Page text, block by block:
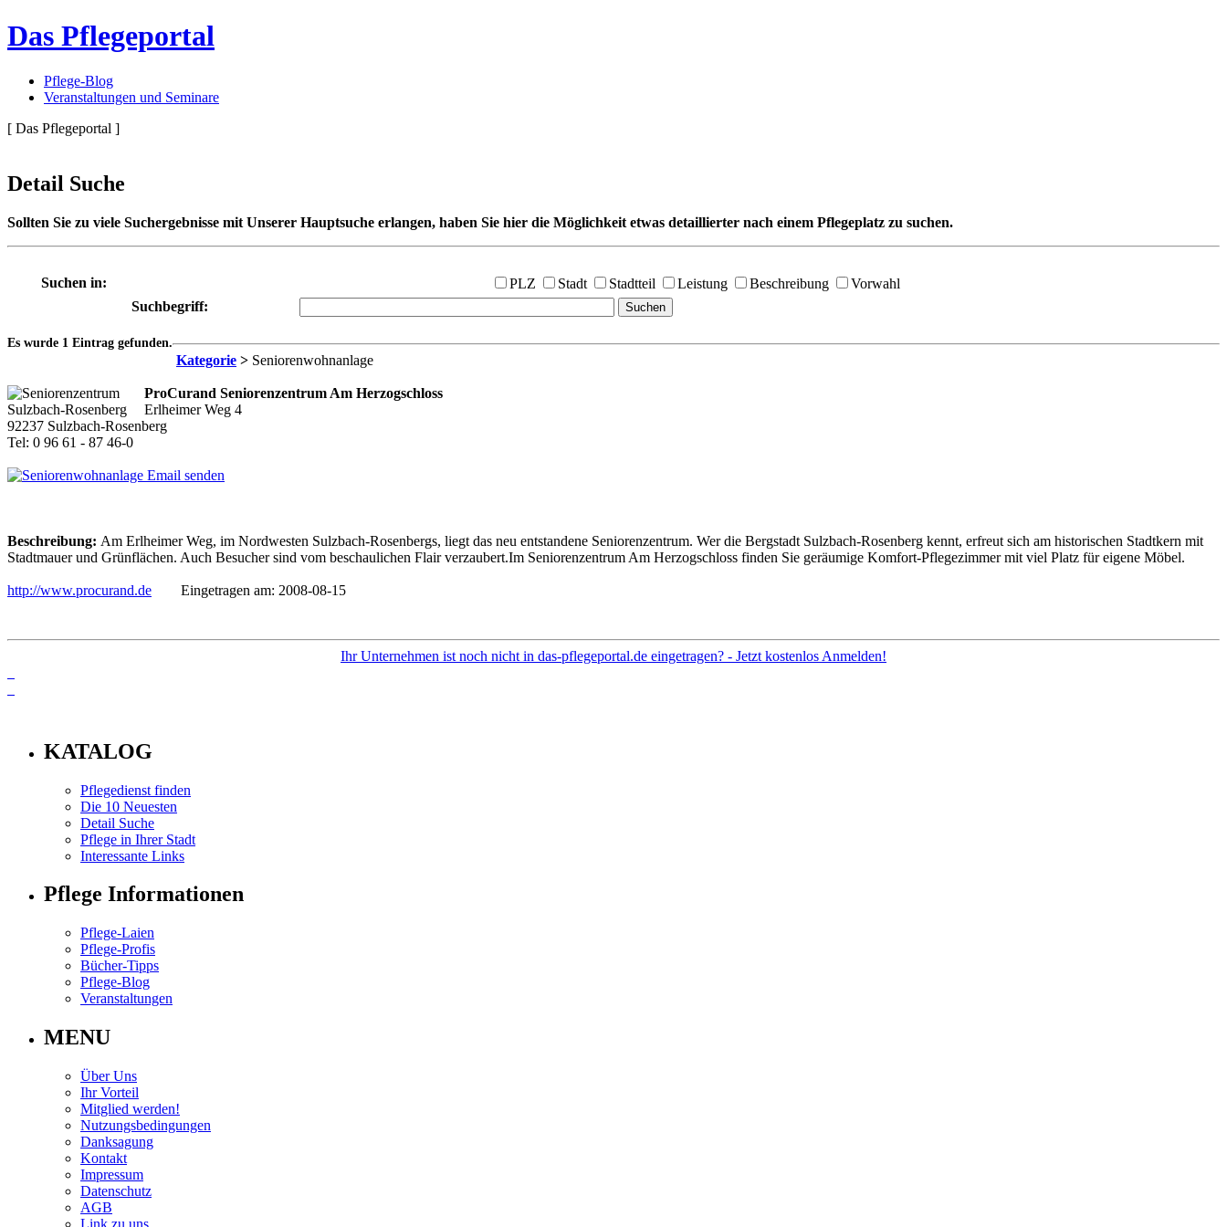
Das Pflegeportal
Pflege-Blog
Veranstaltungen und Seminare
[ Das Pflegeportal ]
Detail Suche
Sollten Sie zu viele Suchergebnisse mit Unserer Hauptsuche erlangen, haben Sie hier die Möglichkeit etwas detaillierter nach einem Pflegeplatz zu suchen.
Suchen in: PLZ Stadt Stadtteil Leistung Beschreibung
Vorwahl
Suchbegriff:
Es wurde 1 Eintrag gefunden.
Kategorie > Seniorenwohnanlage
ProCurand Seniorenzentrum Am Herzogschloss
Erlheimer Weg 4
92237 Sulzbach-Rosenberg
Tel: 0 96 61 - 87 46-0
Email senden
Beschreibung: Am Erlheimer Weg, im Nordwesten Sulzbach-Rosenbergs, liegt das neu entstandene Seniorenzentrum. Wer die Bergstadt Sulzbach-Rosenberg kennt, erfreut sich am historischen Stadtkern mit
Stadtmauer und Grünflächen. Auch Besucher sind vom beschaulichen Flair verzaubert.Im Seniorenzentrum Am Herzogschloss finden Sie geräumige Komfort-Pflegezimmer mit viel Platz für eigene Möbel.
http://www.procurand.de Eingetragen am: 2008-08-15
Ihr Unternehmen ist noch nicht in das-pflegeportal.de eingetragen? - Jetzt kostenlos Anmelden!
KATALOG
Pflegedienst finden
Die 10 Neuesten
Detail Suche
Pflege in Ihrer Stadt
Interessante Links
Pflege Informationen
Pflege-Laien
Pflege-Profis
Bücher-Tipps
Pflege-Blog
Veranstaltungen
MENU
Über Uns
Ihr Vorteil
Mitglied werden!
Nutzungsbedingungen
Danksagung
Kontakt
Impressum
Datenschutz
AGB